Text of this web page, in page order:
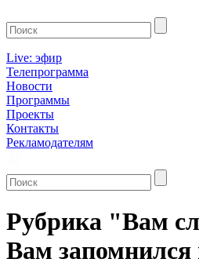
Live: эфир
Телепрограмма
Новости
Программы
Проекты
Контакты
Рекламодателям
Рубрика "Вам
Вам запомнился